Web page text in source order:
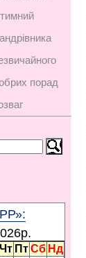
порад
Чт Пт Сб Нд